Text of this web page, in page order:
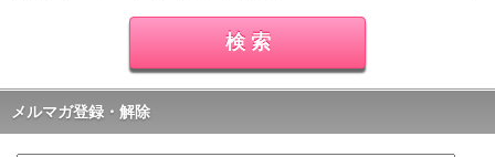
メルマガ登録・解除